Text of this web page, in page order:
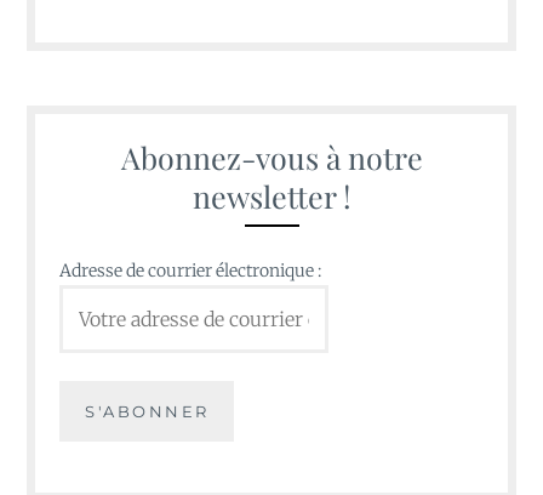
Abonnez-vous à notre
newsletter !
Adresse de courrier électronique :